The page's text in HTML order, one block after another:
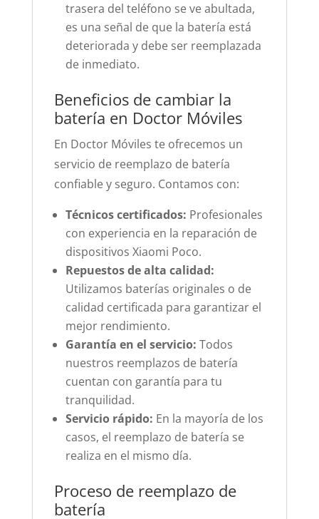
trasera del teléfono se ve abultada,
es una señal de que la batería está
deteriorada y debe ser reemplazada
de inmediato.
Beneficios de cambiar la
batería en Doctor Móviles
En Doctor Móviles te ofrecemos un
servicio de reemplazo de batería
confiable y seguro. Contamos con:
Técnicos certificados: Profesionales
con experiencia en la reparación de
dispositivos Xiaomi Poco.
Repuestos de alta calidad:
Utilizamos baterías originales o de
calidad certificada para garantizar el
mejor rendimiento.
Garantía en el servicio: Todos
nuestros reemplazos de batería
cuentan con garantía para tu
tranquilidad.
Servicio rápido: En la mayoría de los
casos, el reemplazo de batería se
realiza en el mismo día.
Proceso de reemplazo de
batería